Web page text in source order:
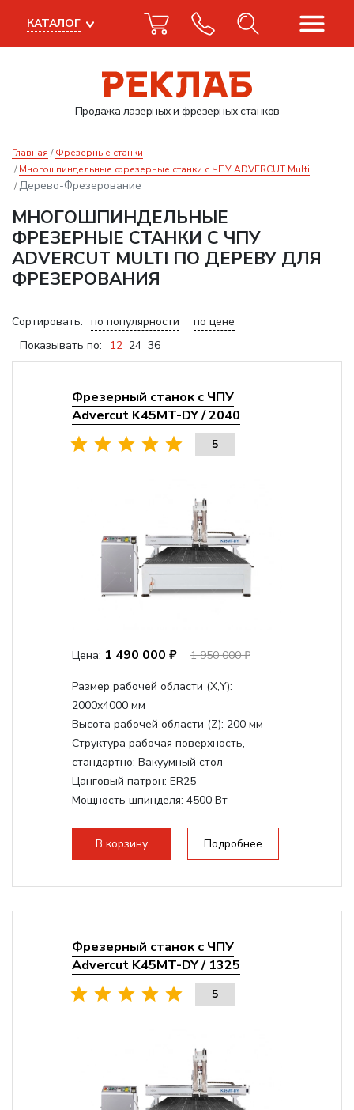
Продажа лазерныхи фрезерных станков
КАТАЛОГ
Главная
Фрезерные станки
Многошпиндельные фрезерные станки с ЧПУ ADVERCUT Multi
Дерево-Фрезерование
МНОГОШПИНДЕЛЬНЫЕ
ФРЕЗЕРНЫЕ СТАНКИ С ЧПУ
ADVERCUT MULTI ПО ДЕРЕВУ ДЛЯ
ФРЕЗЕРОВАНИЯ
Сортировать: по популярности
по цене
Показывать по:
12 24 36
Фрезерный станок с ЧПУ
Advercut K45MT-DY / 2040
5
Цена: 1 490 000 ₽ 1 950 000 ₽
Размер рабочей области (Х,Y):
2000x4000 мм
Высота рабочей области (Z): 200 мм
Структура рабочая поверхность,
стандартно: Вакуумный стол
Цанговый патрон: ER25
Мощность шпинделя: 4500 Вт
Мощность инвертора:
10500 Вт
В корзину Подробнее
Фрезерный станок с ЧПУ
Advercut K45MT-DY / 1325
5